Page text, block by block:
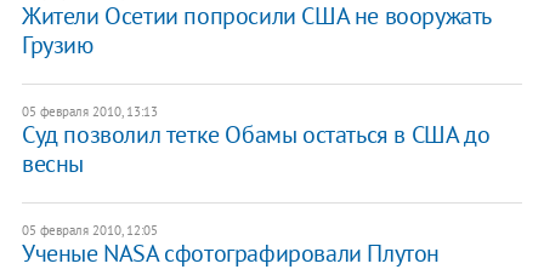
Жители Осетии попросили США не вооружать
Грузию
05 февраля 2010, 13:13
Суд позволил тетке Обамы остаться в США до
весны
05 февраля 2010, 12:05
Ученые NASA сфотографировали Плутон